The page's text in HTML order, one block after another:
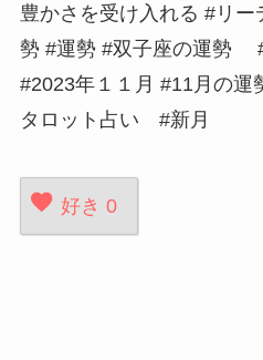
豊かさを受け入れる #リ
勢 #運勢 #双子座の運勢
#2023年１１月 #11月の
タロット占い #新月
好き 0